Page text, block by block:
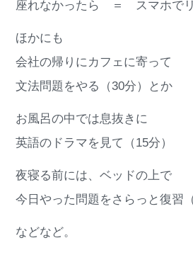
座れなかったら ＝ スマホで
ほかにも
会社の帰りにカフェに寄って
文法問題をやる（30分）とか
お風呂の中では息抜きに
英語のドラマを見て（15分）
夜寝る前には、ベッドの上で
今日やった問題をさらっと復習（
などなど。